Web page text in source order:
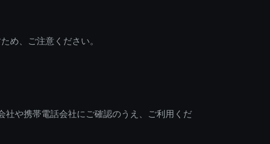
め、ご注意ください。
社や携帯電話会社にご確認のうえ、ご利用くだ